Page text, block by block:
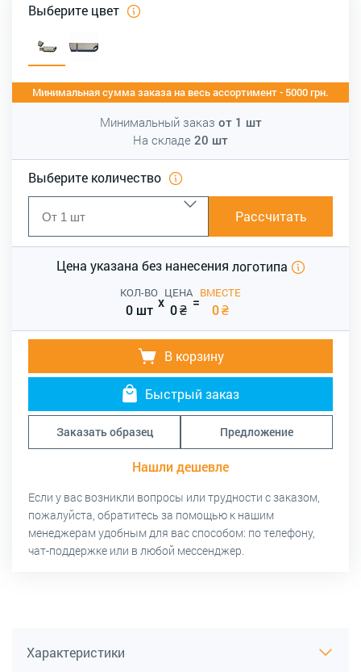
Выберите цвет
Минимальная сумма заказа на весь ассортимент - 5000 грн.
Минимальный заказ от 1 шт
На складе 20 шт
Выберите количество
Рассчитать
Цена указана без нанесения логотипа
КОЛ-ВО
0 шт x
ЦЕНА
0₴ =
ВМЕСТЕ
0₴
В корзину
Быстрый заказ
Заказать образец Предложение
Нашли дешевле
Если у вас возникли вопросы или трудности с заказом,
пожалуйста, обратитесь за помощью к нашим
менеджерам удобным для вас способом: по телефону,
чат-поддержке или в любой мессенджер.
Характеристики